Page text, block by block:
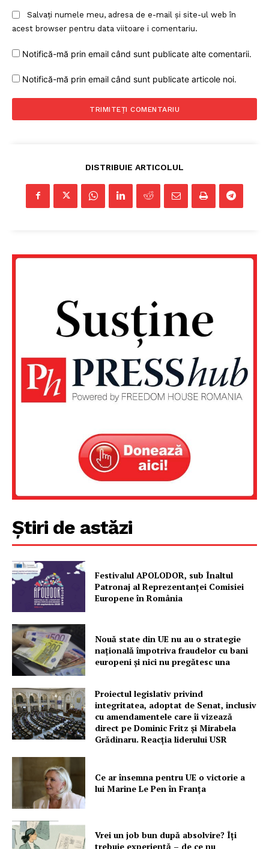
Un proiect
PRESShub
Despre noi / Echipa
Proiecte editoriale
Salvați numele meu, adresa de e-mail și site-ul web în
acest browser pentru data viitoare i comentariu.
Notifică-mă prin email când sunt publicate alte comentarii.
Notifică-mă prin email când sunt publicate articole noi.
DISTRIBUIE ARTICOLUL
Știri de astăzi
Festivalul APOLODOR, sub Înaltul
Patronaj al Reprezentanței Comisiei
Europene în România
Nouă state din UE nu au o strategie
națională împotriva fraudelor cu bani
europeni și nici nu pregătesc una
Proiectul legislativ privind
integritatea, adoptat de Senat, inclusiv
cu amendamentele care îi vizează
direct pe Dominic Fritz și Mirabela
Grădinaru. Reacția liderului USR
Ce ar însemna pentru UE o victorie a
lui Marine Le Pen în Franța
Vrei un job bun după absolvire? Îți
trebuie experiență – de ce nu